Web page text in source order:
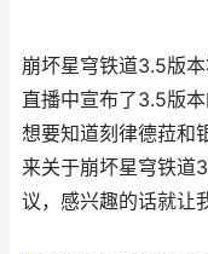
崩坏星穹铁道3.5版
直播中宣布了3.5版
想要知道刻律德菈和
来关于崩坏星穹铁道
议，感兴趣的话就让